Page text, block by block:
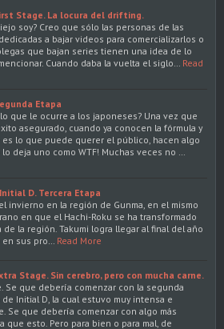
Stage. La locura del drifting.
soy? Creo que sólo las personas de las
a bajar videos para comercializarlos o
que bajan series tienen una idea de lo
Cuando daba la vuelta el siglo… Read
Etapa
que le ocurre a los japoneses? Una vez que
asegurado, cuando ya conocen la fórmula y
es lo que puede querer el público, hacen algo
deja uno como WTF! Muchas veces no …
D. Tercera Etapa
invierno en la región de Gunma, en el mismo
en que el Hachi-Roku se ha transformado
de la región. Takumi logra llegar al final del año
en sus pro… Read More
Stage. Sin cerebro, pero con mucha carne.
Se que debería comenzar con la segunda
Initial D, la cual estuvo muy intensa e
Se que debería comenzar con algo más
que esto. Pero para bien o para mal, de